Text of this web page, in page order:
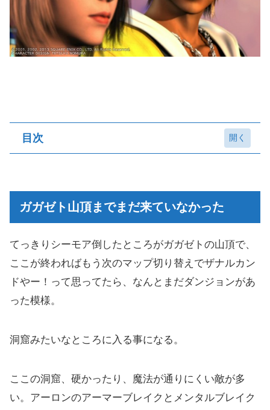
目次
ガガゼト山から見るザナルカンド遺跡
ガガゼト山頂までまだ来ていなかった
てっきりシーモア倒したところがガガゼトの山頂で、
ここが終わればもう次のマップ切り替えでザナルカン
ドやー！って思ってたら、なんとまだダンジョンがあ
った模様。
洞窟みたいなところに入る事になる。
ここの洞窟、硬かったり、魔法が通りにくい敵が多
い。アーロンのアーマーブレイクとメンタルブレイク